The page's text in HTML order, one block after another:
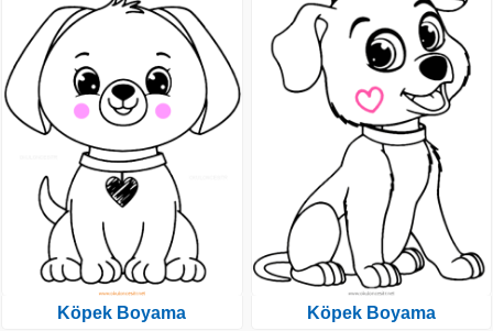
Köpek Boyama Köpek Boyama